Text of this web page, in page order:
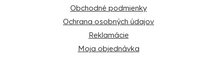
Obchodné podmienky
Ochrana osobných údajov
Reklamácie
Moja objednávka